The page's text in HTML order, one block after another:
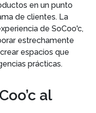
en un punto
de clientes. La
de SoCoo'c,
estrechamente
espacios que
prácticas.
al